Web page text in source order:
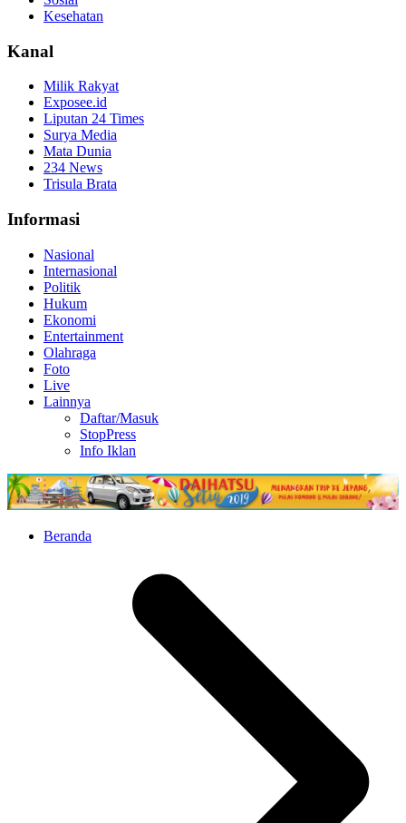
Kesehatan
Kanal
Milik Rakyat
Exposee.id
Liputan 24 Times
Surya Media
Mata Dunia
234 News
Trisula Brata
Informasi
Nasional
Internasional
Politik
Hukum
Ekonomi
Entertainment
Olahraga
Foto
Live
Lainnya
Daftar/Masuk
StopPress
Info Iklan
Beranda